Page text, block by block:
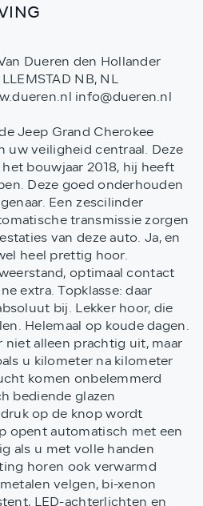
Dueren den Hollander
NB, NL
info@dueren.nl
Jeep Grand Cherokee
veiligheid centraal. Deze
bouwjaar 2018, hij heeft
Deze goed onderhouden
Een zescilinder
transmissie zorgen
van deze auto. Ja, en
heel prettig hoor.
optimaal contact
extra. Topklasse: daar
bij. Lekker hoor, die
Helemaal op koude dagen.
alleen prachtig uit, maar
u kilometer na kilometer
komen onbelemmerd
bediende glazen
op de knop wordt
opent automatisch met een
als u met volle handen
horen ook verwarmd
velgen, bi-xenon
LED-achterlichten en